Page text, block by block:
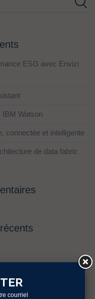
ESG avec Envizi
IBM Watson
connectée et intelligente
de data fabric
courriel